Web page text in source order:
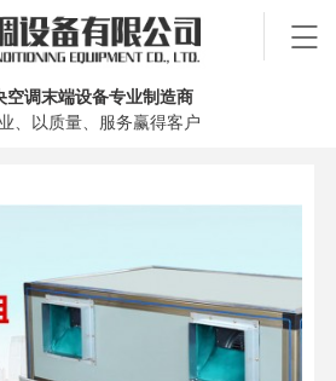
空调末端设备专业制造商
、以质量、服务赢得客户